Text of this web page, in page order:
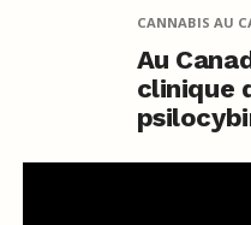
CANNABIS AU
Au
clinique